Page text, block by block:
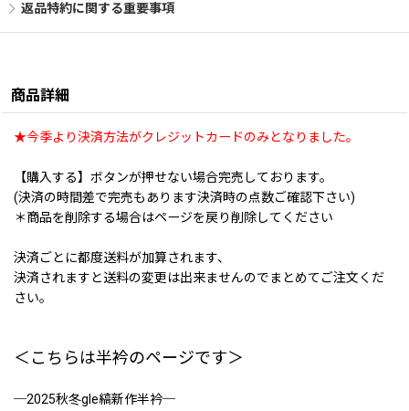
返品特約に関する重要事項
商品詳細
★今季より決済方法がクレジットカードのみとなりました。
【購入する】ボタンが押せない場合完売しております。
(決済の時間差で完売もあります決済時の点数ご確認下さい)
＊商品を削除する場合はページを戻り削除してください
決済ごとに都度送料が加算されます、
決済されますと送料の変更は出来ませんのでまとめてご注文くだ
さい。
＜こちらは半衿のページです＞
─2025秋冬gle縞新作半衿─